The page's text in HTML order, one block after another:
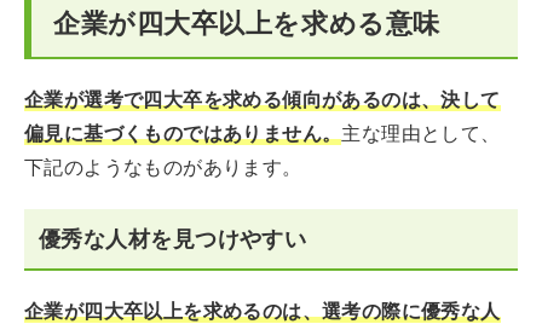
企業が四大卒以上を求める意味
企業が選考で四大卒を求める傾向があるのは、決して
偏見に基づくものではありません。主な理由として、
下記のようなものがあります。
優秀な人材を見つけやすい
企業が四大卒以上を求めるのは、選考の際に優秀な人